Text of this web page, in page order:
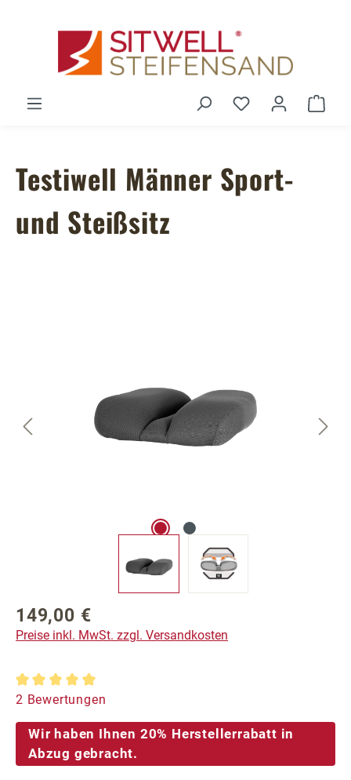
Du hast 0
Testiwell Männer Sport-
und Steißsitz
Regulärer Preis:
149,00 €
Preise inkl. MwSt. zzgl. Versandkosten
Durchschnittliche Bewertung von 5 von 5 Sternen
2 Bewertungen
Wir haben Ihnen 20% Herstellerrabatt in
Abzug gebracht.